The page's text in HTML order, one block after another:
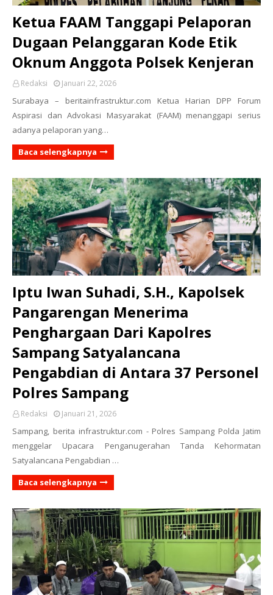
Ketua FAAM Tanggapi Pelaporan
Dugaan Pelanggaran Kode Etik
Oknum Anggota Polsek Kenjeran
Redaksi Januari 22, 2026
Surabaya – beritainfrastruktur.com Ketua Harian DPP Forum
Aspirasi dan Advokasi Masyarakat (FAAM) menanggapi serius
adanya pelaporan yang…
Baca selengkapnya
Iptu Iwan Suhadi, S.H., Kapolsek
Pangarengan Menerima
Penghargaan Dari Kapolres
Sampang Satyalancana
Pengabdian di Antara 37 Personel
Polres Sampang
Redaksi Januari 21, 2026
Sampang, berita infrastruktur.com - Polres Sampang Polda Jatim
menggelar Upacara Penganugerahan Tanda Kehormatan
Satyalancana Pengabdian …
Baca selengkapnya